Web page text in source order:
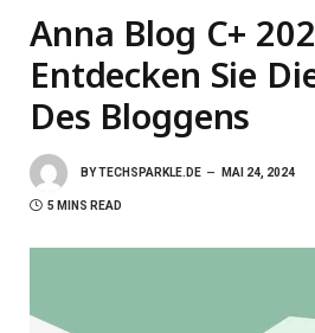
Anna Blog C+
Entdecken Sie
Des Bloggens
BYTECHSPARKLE.DE MAI 24, 2024
5 MINS READ